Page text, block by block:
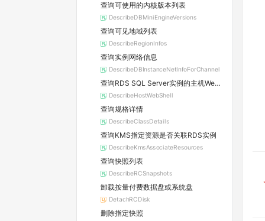
查询可使用的内核版本列表
DescribeDBMiniEngineVersions
查询可见地域列表
DescribeRegionInfos
查询实例网络信息
DescribeDBInstanceNetInfoForChannel
查询RDS SQL Server实例的主机WebShell登录信息
DescribeHostWebShell
查询规格详情
DescribeClassDetails
查询KMS指定资源是否关联RDS实例
DescribeKmsAssociateResources
查询快照列表
DescribeRCSnapshots
卸载按量付费数据盘或系统盘
DetachRCDisk
删除指定快照